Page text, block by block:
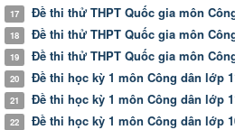
17 Đề thi thử THPT Quốc gia môn
18 Đề thi thử THPT Quốc gia môn
19 Đề thi thử THPT Quốc gia môn Công
20 Đề thi học kỳ 1 môn Công dân lớp
21 Đề thi học kỳ 1 môn Công dân lớp
22 Đề thi học kỳ 1 môn Công dân lớp